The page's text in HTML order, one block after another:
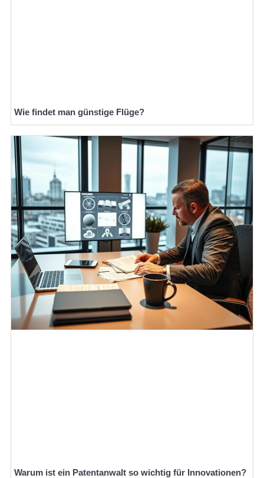
Wie findet man günstige Flüge?
Warum ist ein Patentanwalt so wichtig für Innovationen?